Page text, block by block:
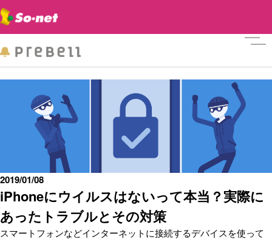
iPhoneにウイルスはないって本当？実際に
あったトラブルとその対策
2019/01/08
スマートフォンなどインターネットに接続するデバイスを使って